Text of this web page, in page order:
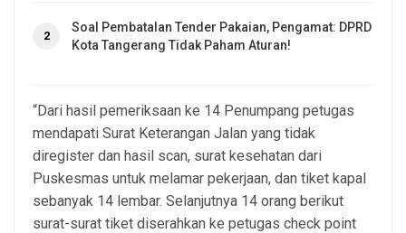
2
Soal Pembatalan Tender Pakaian, Pengamat: DPRD
Kota Tangerang Tidak Paham Aturan!
“Dari hasil pemeriksaan ke 14 Penumpang petugas
mendapati Surat Keterangan Jalan yang tidak
diregister dan hasil scan, surat kesehatan dari
Puskesmas untuk melamar pekerjaan, dan tiket kapal
sebanyak 14 lembar. Selanjutnya 14 orang berikut
surat-surat tiket diserahkan ke petugas check point